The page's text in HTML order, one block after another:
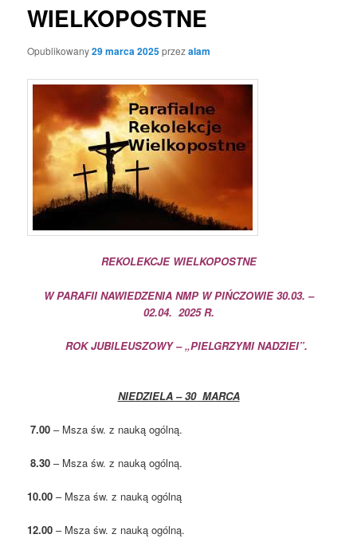
WIELKOPOSTNE
Opublikowany29 marca 2025przezalam
REKOLEKCJE WIELKOPOSTNE
W PARAFII NAWIEDZENIA NMP W PIŃCZOWIE 30.03. –
02.04. 2025 R.
ROK JUBILEUSZOWY – „PIELGRZYMI NADZIEI”.
NIEDZIELA – 30 MARCA
7.00 – Msza św. z nauką ogólną.
8.30 – Msza św. z nauką ogólną.
10.00 – Msza św. z nauką ogólną
12.00 – Msza św. z nauką ogólną.